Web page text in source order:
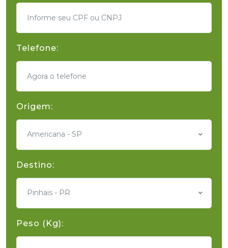
Telefone:
Origem:
Americana - SP
Destino:
Pinhais - PR
Peso (Kg):